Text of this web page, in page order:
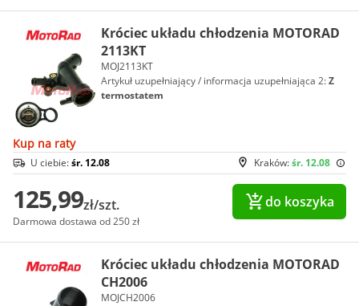
Króciec układu chłodzenia MOTORAD
2113KT
MOJ2113KT
Artykuł uzupełniający / informacja uzupełniająca 2:Z
termostatem
Kup na raty
Kraków:śr. 12.08
U ciebie:śr. 12.08
125,99zł/szt.
Darmowa dostawa od 250 zł
do koszyka
Króciec układu chłodzenia MOTORAD
CH2006
MOJCH2006